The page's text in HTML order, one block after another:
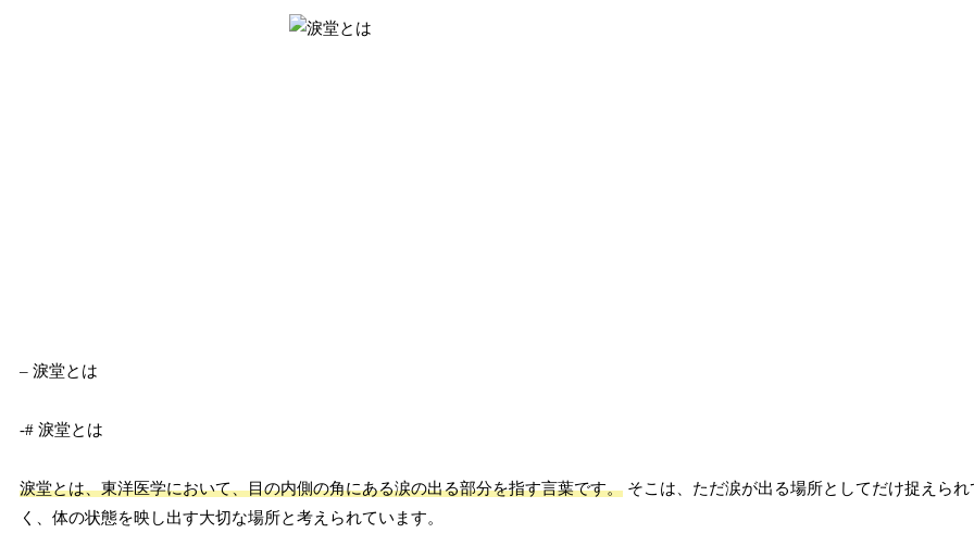
– 淚堂とは
-# 淚堂とは
淚堂とは、東洋医学において、目の内側の角にある涙の出る部分を指す言葉です。 そこは、ただ涙が出る場所としてだけ捉えら
く、体の状態を映し出す大切な場所と考えられています。